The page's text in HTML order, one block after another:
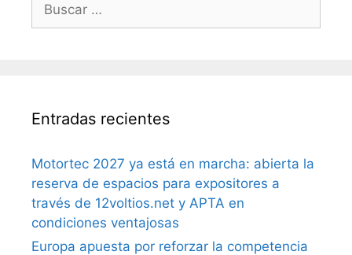
Entradas recientes
Motortec 2027 ya está en marcha: abierta la
reserva de espacios para expositores a
través de 12voltios.net y APTA en
condiciones ventajosas
Europa apuesta por reforzar la competencia